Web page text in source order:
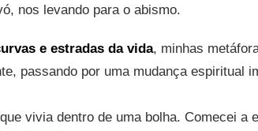
nos levando para o abismo.
e estradas da vida, minhas
passando por uma mudança espiritual
vivia dentro de uma bolha. Comecei a